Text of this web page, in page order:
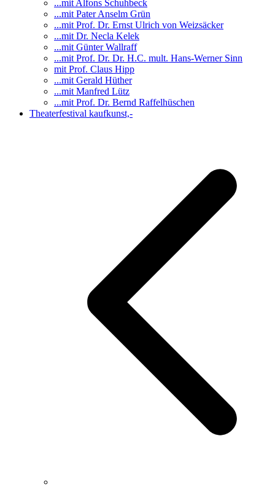
...mit Alfons Schuhbeck
...mit Pater Anselm Grün
...mit Prof. Dr. Ernst Ulrich von Weizsäcker
...mit Dr. Necla Kelek
...mit Günter Wallraff
...mit Prof. Dr. Dr. H.C. mult. Hans-Werner Sinn
mit Prof. Claus Hipp
...mit Gerald Hüther
...mit Manfred Lütz
...mit Prof. Dr. Bernd Raffelhüschen
Theaterfestival kaufkunst,-